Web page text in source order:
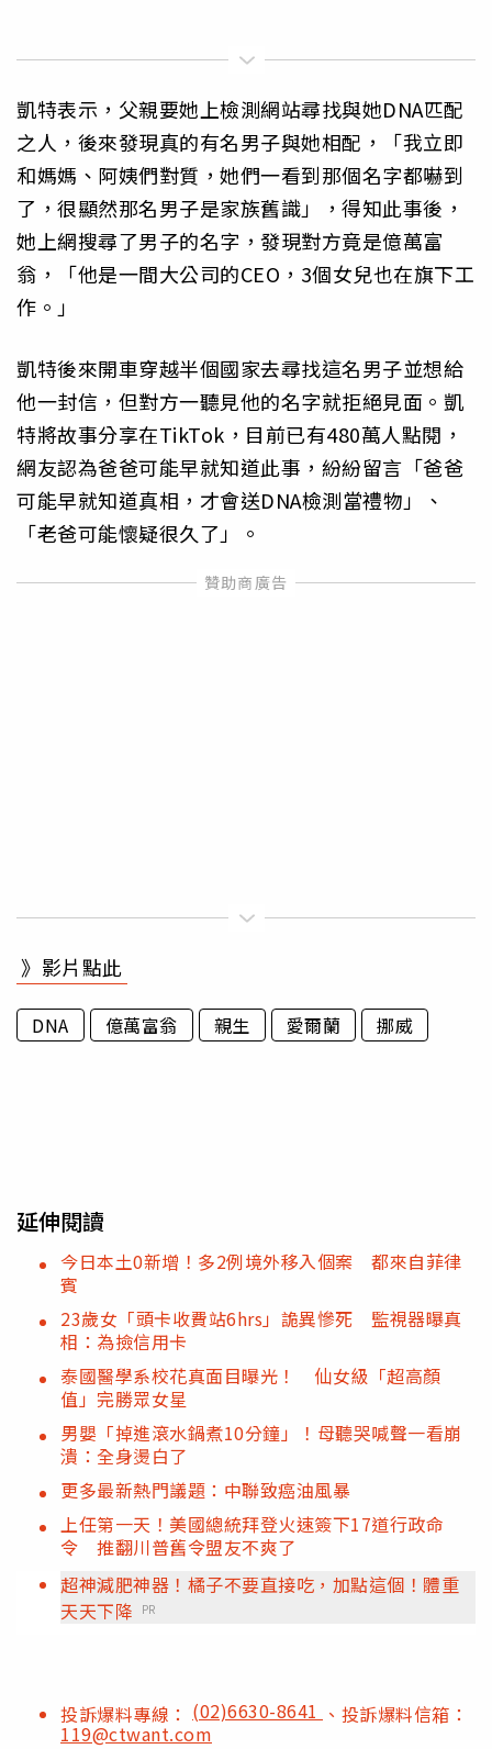
凱特表示，父親要她上檢測網站尋找與她DNA匹配
之人，後來發現真的有名男子與她相配，「我立即
和媽媽、阿姨們對質，她們一看到那個名字都嚇到
了，很顯然那名男子是家族舊識」，得知此事後，
她上網搜尋了男子的名字，發現對方竟是億萬富
翁，「他是一間大公司的CEO，3個女兒也在旗下工
作。」
凱特後來開車穿越半個國家去尋找這名男子並想給
他一封信，但對方一聽見他的名字就拒絕見面。凱
特將故事分享在TikTok，目前已有480萬人點閱，
網友認為爸爸可能早就知道此事，紛紛留言「爸爸
可能早就知道真相，才會送DNA檢測當禮物」、
「老爸可能懷疑很久了」。
》影片點此
DNA 億萬富翁 親生 愛爾蘭 挪威
延伸閱讀
今日本土0新增！多2例境外移入個案 都來自菲律
賓
23歲女「頭卡收費站6hrs」詭異慘死 監視器曝真
相：為撿信用卡
泰國醫學系校花真面目曝光！ 仙女級「超高顏
值」完勝眾女星
男嬰「掉進滾水鍋煮10分鐘」！母聽哭喊聲一看崩
潰：全身燙白了
更多最新熱門議題：中聯致癌油風暴
上任第一天！美國總統拜登火速簽下17道行政命
令 推翻川普舊令盟友不爽了
超神減肥神器！橘子不要直接吃，加點這個！體重
天天下降
PR
投訴爆料專線： (02)6630-8641 、投訴爆料信箱：
119@ctwant.com